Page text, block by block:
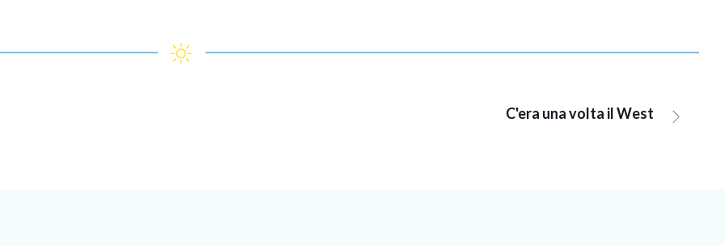
C'era una volta il West